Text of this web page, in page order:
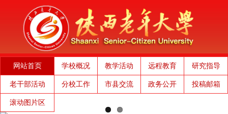
网站首页 学校概况 教学活动 远程教育 研究指导
老干部活动 分校工作 市县交流 政务公开 投稿邮箱
滚动图片区